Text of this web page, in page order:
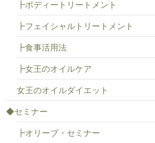
┣ボディートリートメント
┣フェイシャルトリートメント
┣食事活用法
┣女王のオイルケア
女王のオイルダイエット
◆セミナー
┣オリーブ・セミナー